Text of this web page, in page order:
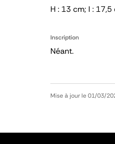
H : 13 cm; l : 17,5
Inscription
Néant.
Mise à jour le 01/03/